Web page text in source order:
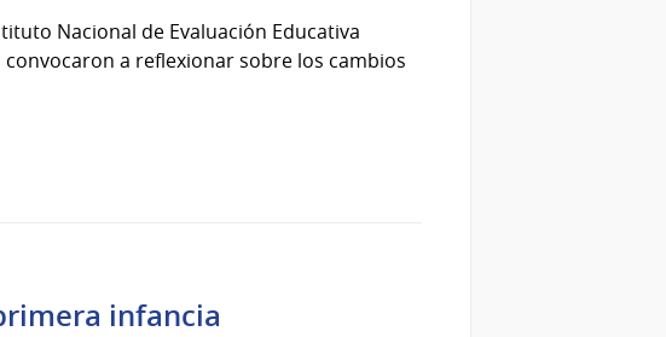
Nacional de Evaluación Educativa
a reflexionar sobre los cambios
infancia